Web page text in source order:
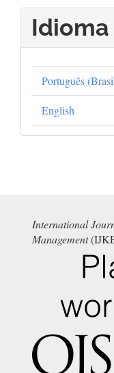
Idioma
Português
English
International
Management